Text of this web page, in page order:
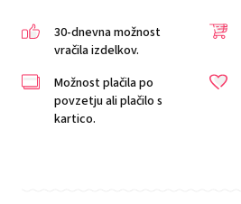
30-dnevna možnost
vračila izdelkov.
Možnost plačila po
povzetju ali plačilo s
kartico.